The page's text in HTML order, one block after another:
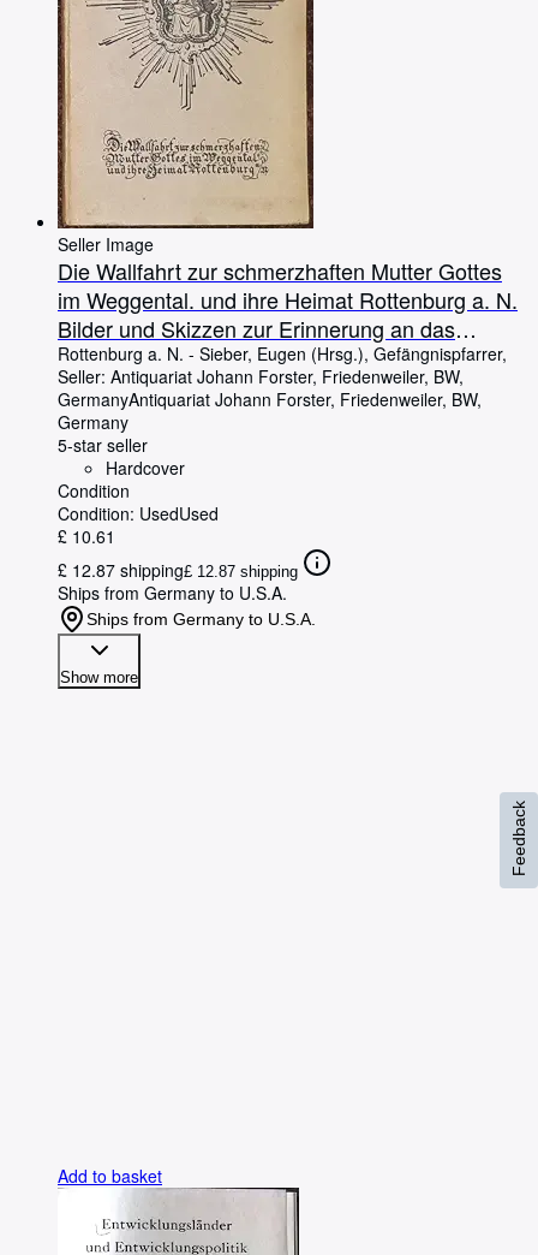
Seller Image
Die Wallfahrt zur schmerzhaften Mutter Gottes
im Weggental. und ihre Heimat Rottenburg a. N.
Bilder und Skizzen zur Erinnerung an das
vierhundertjährige Jubiläum der Wallfahrt am 2.
Juli 1917.
Rottenburg a. N. - Sieber, Eugen (Hrsg.), Gefängnispfarrer,
Seller: Antiquariat Johann Forster, Friedenweiler, BW,
GermanyAntiquariat Johann Forster, Friedenweiler, BW,
Germany
5-star seller
Hardcover
Condition
Condition: UsedUsed
£ 10.61
£ 12.87 shipping£ 12.87 shipping
Ships from Germany to U.S.A.
Ships from Germany to U.S.A.
Show more
Add to basket
Feedback